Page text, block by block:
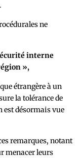
ne
interne
»,
étrangère à un
la tolérance de
est désormais vue
remarques, notant
menacer leurs